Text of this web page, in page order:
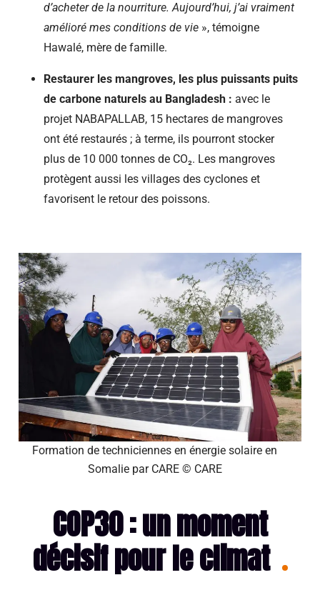
d’acheter de la nourriture. Aujourd’hui, j’ai vraiment
amélioré mes conditions de vie », témoigne
Hawalé, mère de famille.
Restaurer les mangroves, les plus puissants puits
de carbone naturels au Bangladesh : avec le
projet NABAPALLAB, 15 hectares de mangroves
ont été restaurés ; à terme, ils pourront stocker
plus de 10 000 tonnes de CO₂. Les mangroves
protègent aussi les villages des cyclones et
favorisent le retour des poissons.
Formation de techniciennes en énergie solaire en
Somalie par CARE © CARE
COP30 : un moment
décisif pour le climat